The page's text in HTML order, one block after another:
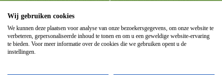
Wij gebruiken cookies
We kunnen deze plaatsen voor analyse van onze bezoekersgegevens, om onze website te
verbeteren, gepersonaliseerde inhoud te tonen en om u een geweldige website-ervaring
te bieden. Voor meer informatie over de cookies die we gebruiken opent u de
instellingen.